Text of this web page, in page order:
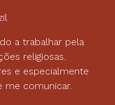
a trabalhar pela
religiosas.
e especialmente
me comunicar.